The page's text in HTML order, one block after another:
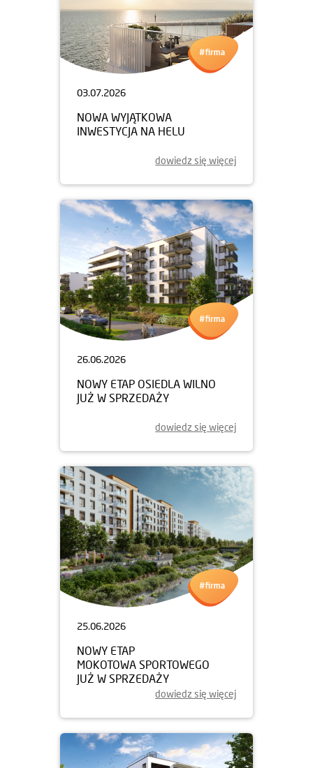
03.07.2026
NOWA WYJĄTKOWA
INWESTYCJA NA HELU
dowiedz się więcej
26.06.2026
NOWY ETAP OSIEDLA WILNO
JUŻ W SPRZEDAŻY
dowiedz się więcej
25.06.2026
NOWY ETAP
MOKOTOWA SPORTOWEGO
JUŻ W SPRZEDAŻY
dowiedz się więcej